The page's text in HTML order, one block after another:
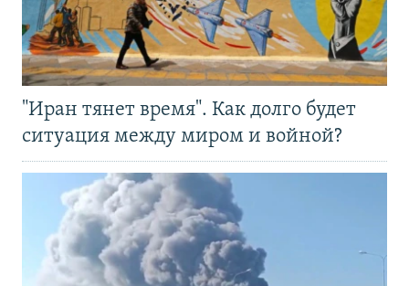
"Иран тянет время". Как долго будет
ситуация между миром и войной?